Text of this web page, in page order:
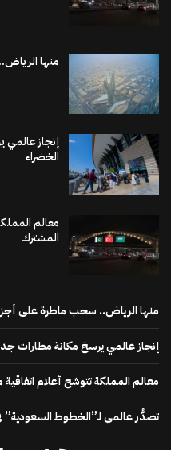
منها الرياض..
إنجاز عالمي
الخضراء
معالم
المشترك
منها الرياض.. سحب ماطرة على أجزاء من
إنجاز عالمي يرسخ مكانة مطارات
معالم المملكة تتوشح أعلام
تصدُّر عالمي لـ”الخطوط السعودية”